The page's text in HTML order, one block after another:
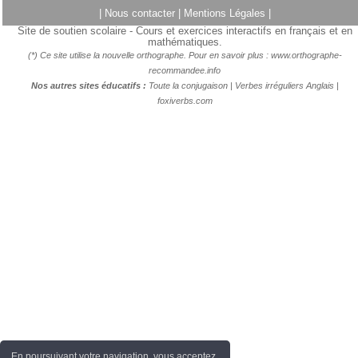
Nous contacter Mentions Légales
Site de soutien scolaire - Cours et exercices interactifs en français et en
mathématiques.
(*) Ce site utilise la nouvelle orthographe. Pour en savoir plus : www.orthographe-
recommandee.info
Nos autres sites éducatifs : Toute la conjugaison| Verbes irréguliers Anglais |
foxiverbs.com